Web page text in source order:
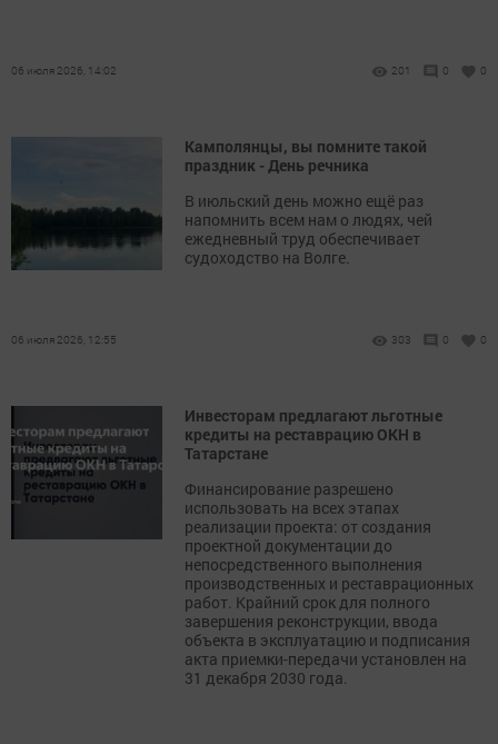
06 июля 2026, 14:02 201 0 0
Камполянцы, вы помните такой
праздник - День речника
В июльский день можно ещё раз
напомнить всем нам о людях, чей
ежедневный труд обеспечивает
судоходство на Волге.
06 июля 2026, 12:55 303 0 0
Инвесторам предлагают льготные
кредиты на реставрацию ОКН в
Татарстане
Финансирование разрешено
использовать на всех этапах
реализации проекта: от создания
проектной документации до
непосредственного выполнения
производственных и реставрационных
работ. Крайний срок для полного
завершения реконструкции, ввода
объекта в эксплуатацию и подписания
акта приемки-передачи установлен на
31 декабря 2030 года.